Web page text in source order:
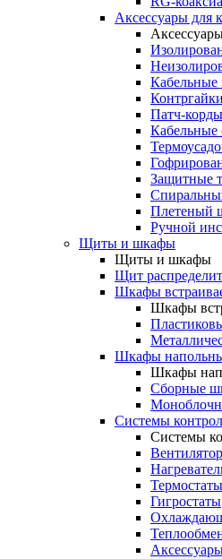
Аксессуары для
Кабельные
Контргайки
Патч-корды
Кабельные
Защитные
Плетеный
Ручной
Щиты и шкафы
Щиты и шкафы
Щит
Шкафы
Шкафы
Шкафы
Шкафы
Сборные
Системы
Системы
Термостаты
Гигростаты